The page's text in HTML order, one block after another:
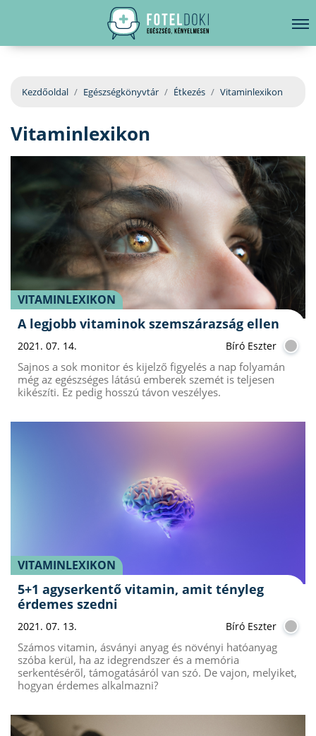
EGÉSZSÉGKÖNYVTÁR
ÜGYELETKERESŐ
ORVOS VÁLASZOL
ORVOSKERESŐ
hirdetés
Kezdőoldal Egészségkönyvtár Étkezés Vitaminlexikon
Vitaminlexikon
VITAMINLEXIKON
A legjobb vitaminok szemszárazság ellen
2021. 07. 14. Bíró Eszter
Sajnos a sok monitor és kijelző figyelés a nap folyamán
még az egészséges látású emberek szemét is teljesen
kikészíti. Ez pedig hosszú távon veszélyes.
VITAMINLEXIKON
5+1 agyserkentő vitamin, amit tényleg
érdemes szedni
2021. 07. 13. Bíró Eszter
Számos vitamin, ásványi anyag és növényi hatóanyag
szóba kerül, ha az idegrendszer és a memória
serkentéséről, támogatásáról van szó. De vajon, melyiket,
hogyan érdemes alkalmazni?